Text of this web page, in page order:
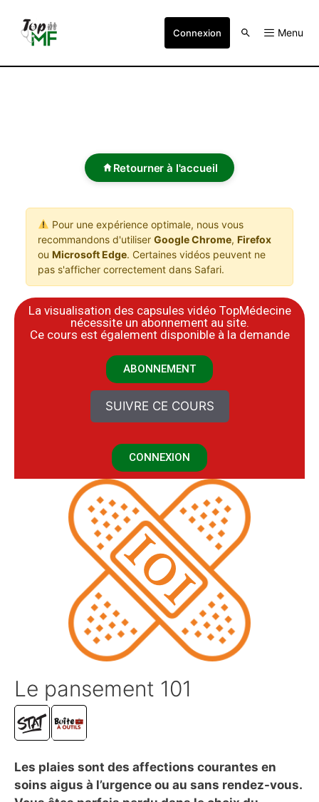
Connexion Menu
Retourner à l'accueil
Pour une expérience optimale, nous vous
recommandons d'utiliser Google Chrome, Firefox
ou Microsoft Edge. Certaines vidéos peuvent ne
pas s'afficher correctement dans Safari.
La visualisation des capsules vidéo TopMédecine
nécessite un abonnement au site.
​Ce cours est également disponible à la demande
ABONNEMENT
SUIVRE CE COURS
CONNEXION
Le pansement 101
Les plaies sont des affections courantes en
soins aigus à l’urgence ou au sans rendez-vous.